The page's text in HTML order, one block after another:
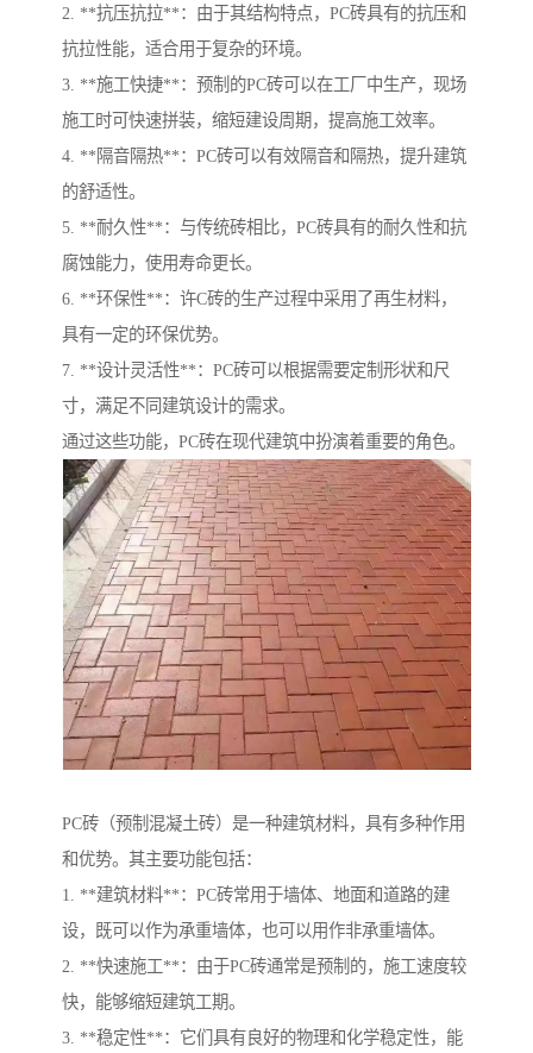
2. **抗压抗拉**：由于其结构特点，PC砖具有的抗压和
抗拉性能，适合用于复杂的环境。
3. **施工快捷**：预制的PC砖可以在工厂中生产，现场
施工时可快速拼装，缩短建设周期，提高施工效率。
4. **隔音隔热**：PC砖可以有效隔音和隔热，提升建筑
的舒适性。
5. **耐久性**：与传统砖相比，PC砖具有的耐久性和抗
腐蚀能力，使用寿命更长。
6. **环保性**：许C砖的生产过程中采用了再生材料，
具有一定的环保优势。
7. **设计灵活性**：PC砖可以根据需要定制形状和尺
寸，满足不同建筑设计的需求。
通过这些功能，PC砖在现代建筑中扮演着重要的角色。
PC砖（预制混凝土砖）是一种建筑材料，具有多种作用
和优势。其主要功能包括：
1. **建筑材料**：PC砖常用于墙体、地面和道路的建
设，既可以作为承重墙体，也可以用作非承重墙体。
2. **快速施工**：由于PC砖通常是预制的，施工速度较
快，能够缩短建筑工期。
3. **稳定性**：它们具有良好的物理和化学稳定性，能